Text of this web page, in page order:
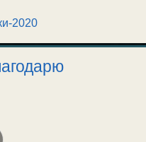
2020